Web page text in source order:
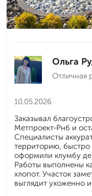
Ольга
Отличная
10.05.2026
Заказывал
Метпроект-Рнб и
Специалисты
территорию, быстро
оформили клумбу
Работы выполнены
хлопот. Участок
выглядит ухоженно